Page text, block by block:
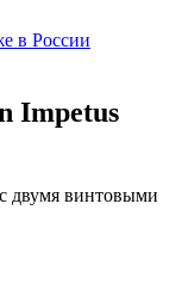
Impetus
двумя винтовыми